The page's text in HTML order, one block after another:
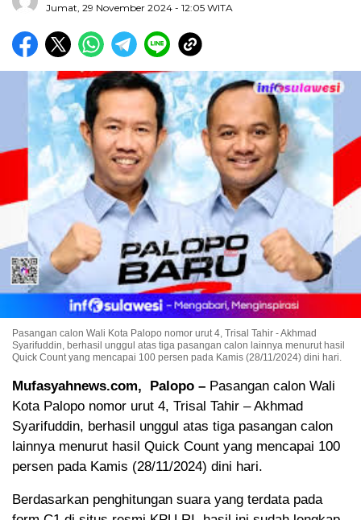
Jumat, 29 November 2024 - 12:05 WITA
Pasangan calon Wali Kota Palopo nomor urut 4, Trisal Tahir - Akhmad
Syarifuddin, berhasil unggul atas tiga pasangan calon lainnya menurut hasil
Quick Count yang mencapai 100 persen pada Kamis (28/11/2024) dini hari.
Mufasyahnews.com, Palopo – Pasangan calon Wali
Kota Palopo nomor urut 4, Trisal Tahir – Akhmad
Syarifuddin, berhasil unggul atas tiga pasangan calon
lainnya menurut hasil Quick Count yang mencapai 100
persen pada Kamis (28/11/2024) dini hari.
Berdasarkan penghitungan suara yang terdata pada